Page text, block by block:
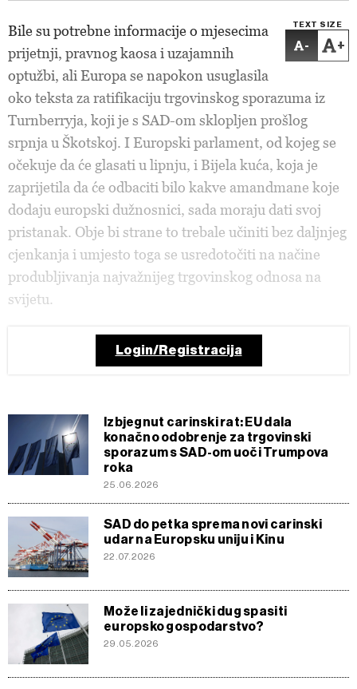
TEXT SIZE
- +
Bile su potrebne informacije o mjesecima
prijetnji, pravnog kaosa i uzajamnih
optužbi, ali Europa se napokon usuglasila
oko teksta za ratifikaciju trgovinskog sporazuma iz
Turnberryja, koji je s SAD-om sklopljen prošlog
srpnja u Škotskoj. I Europski parlament, od kojeg se
očekuje da će glasati u lipnju, i Bijela kuća, koja je
zaprijetila da će odbaciti bilo kakve amandmane koje
dodaju europski dužnosnici, sada moraju dati svoj
pristanak. Obje bi strane to trebale učiniti bez daljnjeg
cjenkanja i umjesto toga se usredotočiti na načine
produbljivanja najvažnijeg trgovinskog odnosa na
svijetu.
Login/Registracija
Izbjegnut carinski rat: EU dala
konačno odobrenje za trgovinski
sporazum s SAD-om uoči Trumpova
roka
25.06.2026
SAD do petka sprema novi carinski
udar na Europsku uniju i Kinu
22.07.2026
Može li zajednički dug spasiti
europsko gospodarstvo?
29.05.2026